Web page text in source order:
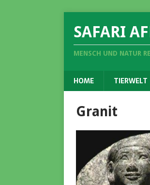
SAFARI
MENSCH UND NATUR
HOME TIERWELT
Granit